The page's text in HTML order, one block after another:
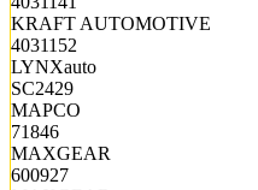
KRAFT AUTOMOTIVE
4031152
LYNXauto
SC2429
MAPCO
71846
MAXGEAR
600927